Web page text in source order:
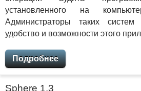
установленного на
Администраторы таких систем
удобство и возможности этого
Подробнее
Sphere 1.3